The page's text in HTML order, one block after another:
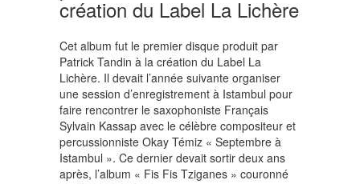
création du Label La Lichère
Cet album fut le premier disque produit par
Patrick Tandin à la création du Label La
Lichère. Il devait l’année suivante organiser
une session d’enregistrement à Istambul pour
faire rencontrer le saxophoniste Français
Sylvain Kassap avec le célèbre compositeur et
percussionniste Okay Témiz « Septembre à
Istambul ». Ce dernier devait sortir deux ans
après, l’album « Fis Fis Tziganes » couronné